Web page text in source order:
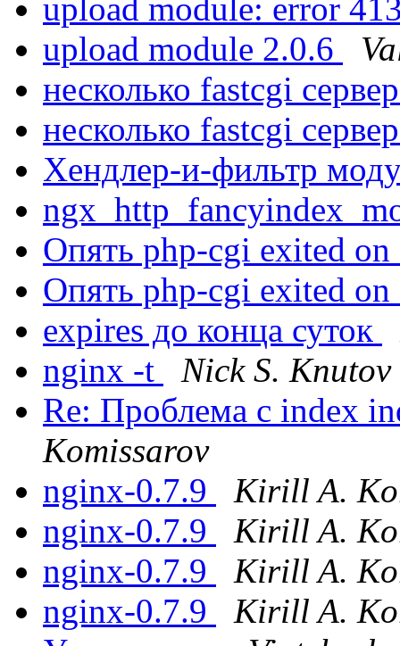
upload module: error
upload module 2.0.6
несколько fastcgi
несколько fastcgi
Хендлер-и-фильтр
Опять php-cgi exited
Опять php-cgi exited
expires до конца суток
nginx -t
Nick S. Knutov
Re: Проблема с index
Komissarov
nginx-0.7.9
Kirill A.
nginx-0.7.9
Kirill A.
nginx-0.7.9
Kirill A.
nginx-0.7.9
Kirill A.